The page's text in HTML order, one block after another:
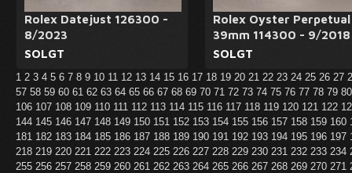
Rolex Datejust 126300 -
8/2023
SOLGT
Rolex Oyster Perpetual
39mm 114300 - 9/2018
SOLGT
1 2 3 4 5 6 7 8 9 10 11 12 13 14 15 16 17 18 19 20 21 22 23 24 25 26 27
57 58 59 60 61 62 63 64 65 66 67 68 69 70 71 72 73 74 75 76 77 78 79
106 107 108 109 110 111 112 113 114 115 116 117 118 119 120 121 122
144 145 146 147 148 149 150 151 152 153 154 155 156 157 158 159 160
181 182 183 184 185 186 187 188 189 190 191 192 193 194 195 196 197
218 219 220 221 222 223 224 225 226 227 228 229 230 231 232 233 234
255 256 257 258 259 260 261 262 263 264 265 266 267 268 269 270 271